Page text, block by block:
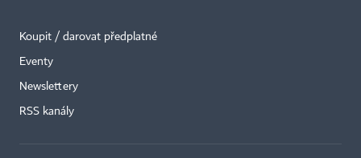
Koupit / darovat předplatné
Eventy
Newslettery
RSS kanály